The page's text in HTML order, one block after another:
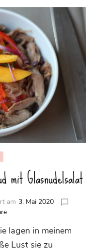
mit Glasnudelsalat
am 3. Mai 2020
zu
im
asiatischen
lagen in meinem
Lust sie zu